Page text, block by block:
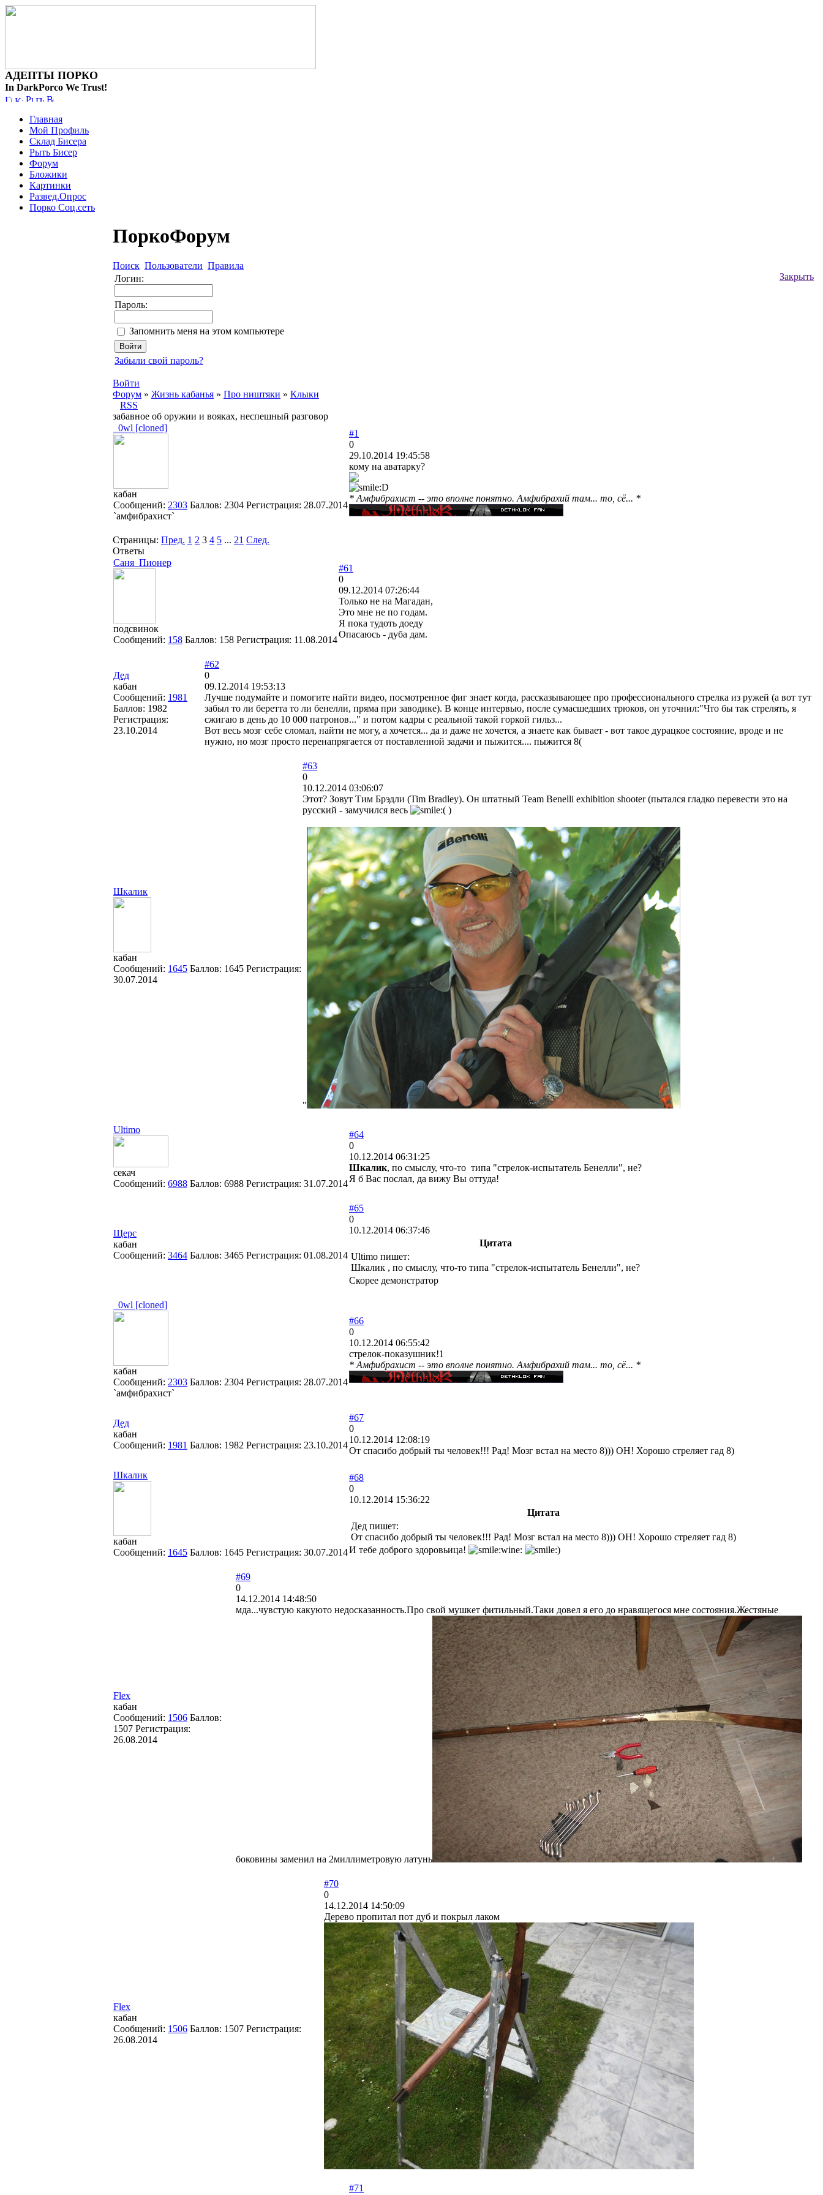
АДЕПТЫ ПОРКО
In DarkPorco We Trust!
Главная
Мой Профиль
Склад Бисера
Рыть Бисер
Форум
Бложики
Картинки
Развед.Опрос
Порко Соц.сеть
ПоркоФорум
Поиск Пользователи Правила
Закрыть
Логин:
Пароль:
Запомнить меня на этом компьютере
Забыли свой пароль?
Войти
Форум » Жизнь кабанья » Про ништяки » Клыки
RSS
забавное об оружии и вояках, неспешный разговор
_0wl [cloned]
кабан
Сообщений: 2303 Баллов: 2304 Регистрация: 28.07.2014
`амфибрахист`
#1
0
29.10.2014 19:45:58
кому на аватарку?
* Амфибрахист -- это вполне понятно. Амфибрахий там... то, сё... *
Страницы: Пред. 1 2 3 4 5 ... 21 След.
Ответы
Саня_Пионер
подсвинок
Сообщений: 158 Баллов: 158 Регистрация: 11.08.2014
#61
0
09.12.2014 07:26:44
Только не на Магадан,
Это мне не по годам.
Я пока тудоть доеду
Опасаюсь - дуба дам.
Дед
кабан
Сообщений: 1981
Баллов: 1982
Регистрация:
23.10.2014
#62
0
09.12.2014 19:53:13
Лучше подумайте и помогите найти видео, посмотренное фиг знает когда, рассказывающее про профессионального стрелка из ружей (а вот тут
забыл то ли беретта то ли бенелли, пряма при заводике). В конце интервью, после сумасшедших трюков, он уточнил:"Что бы так стрелять, я
сжигаю в день до 10 000 патронов..." и потом кадры с реальной такой горкой гильз...
Вот весь мозг себе сломал, найти не могу, а хочется... да и даже не хочется, а знаете как бывает - вот такое дурацкое состояние, вроде и не
нужно, но мозг просто перенапрягается от поставленной задачи и пыжится.... пыжится 8(
Шкалик
кабан
Сообщений: 1645 Баллов: 1645 Регистрация:
30.07.2014
#63
0
10.12.2014 03:06:07
Этот? Зовут Тим Брэдли (Tim Bradley). Он штатный Team Benelli exhibition shooter (пытался гладко перевести это на
русский - замучился весь
)
"
Ultimo
секач
Сообщений: 6988 Баллов: 6988 Регистрация: 31.07.2014
#64
0
10.12.2014 06:31:25
Шкалик, по смыслу, что-то типа "стрелок-испытатель Бенелли", не?
Я б Вас послал, да вижу Вы оттуда!
Щерс
кабан
Сообщений: 3464 Баллов: 3465 Регистрация: 01.08.2014
#65
0
10.12.2014 06:37:46
Цитата
Ultimo пишет:
Шкалик , по смыслу, что-то типа "стрелок-испытатель Бенелли", не?
Скорее демонстратор
_0wl [cloned]
кабан
Сообщений: 2303 Баллов: 2304 Регистрация: 28.07.2014
`амфибрахист`
#66
0
10.12.2014 06:55:42
стрелок-показушник!1
* Амфибрахист -- это вполне понятно. Амфибрахий там... то, сё... *
Дед
кабан
Сообщений: 1981 Баллов: 1982 Регистрация: 23.10.2014
#67
0
10.12.2014 12:08:19
От спасибо добрый ты человек!!! Рад! Мозг встал на место 8))) ОН! Хорошо стреляет гад 8)
Шкалик
кабан
Сообщений: 1645 Баллов: 1645 Регистрация: 30.07.2014
#68
0
10.12.2014 15:36:22
Цитата
Дед пишет:
От спасибо добрый ты человек!!! Рад! Мозг встал на место 8))) ОН! Хорошо стреляет гад 8)
И тебе доброго здоровьица!
Flex
кабан
Сообщений: 1506 Баллов:
1507 Регистрация:
26.08.2014
#69
0
14.12.2014 14:48:50
мда...чувстую какуюто недосказанность.Про свой мушкет фитильный.Таки довел я его до нравящегося мне состояния.Жестяные
боковины заменил на 2миллиметровую латунь
Flex
кабан
Сообщений: 1506 Баллов: 1507 Регистрация:
26.08.2014
#70
0
14.12.2014 14:50:09
Дерево пропитал пот дуб и покрыл лаком
#71